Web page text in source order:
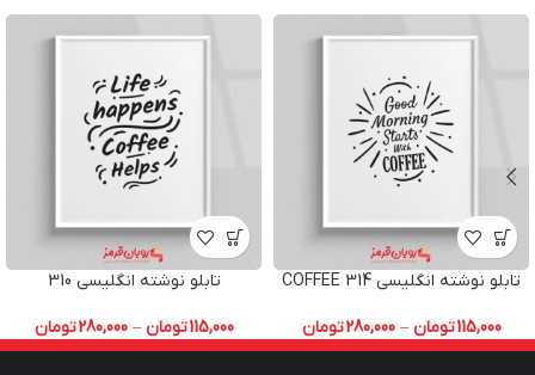
تابلو نوشته انگلیسی COFFEE 314
115,000تومان –
280,000تومان
تابلو نوشته انگلیسی 310
115,000تومان –
280,000تومان